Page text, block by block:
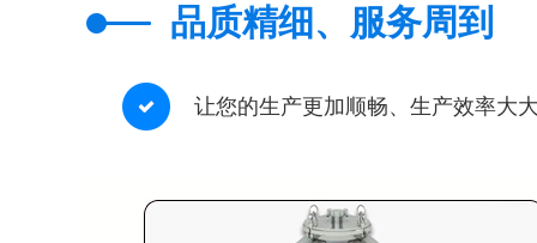
品质精细、服务周到
让您的生产更加顺畅、生产效率大